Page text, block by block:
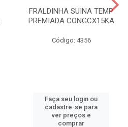
FRALDINHA SUINA TEMP
PREMIADA CONGCX15KA
Código: 4356
Faça seu login ou
cadastre-se para
ver preços e
comprar